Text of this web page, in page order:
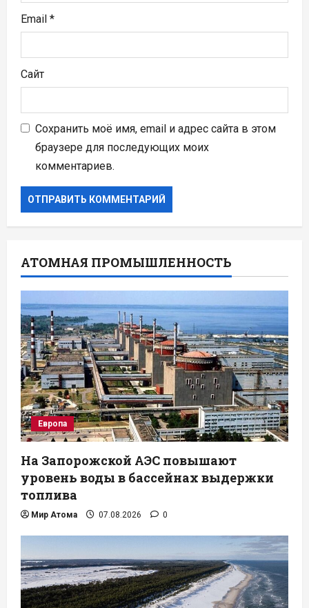
Email *
Сайт
Сохранить моё имя, email и адрес сайта в этом
браузере для последующих моих
комментариев.
АТОМНАЯ ПРОМЫШЛЕННОСТЬ
Европа
На Запорожской АЭС повышают
уровень воды в бассейнах выдержки
топлива
Мир Атома 07.08.2026 0